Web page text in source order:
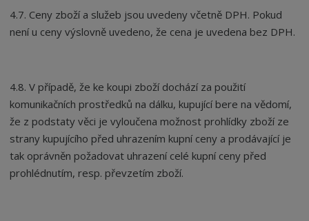
4.7. Ceny zboží a služeb jsou uvedeny včetně DPH. Pokud
není u ceny výslovně uvedeno, že cena je uvedena bez DPH.
4.8. V případě, že ke koupi zboží dochází za použití
komunikačních prostředků na dálku, kupující bere na vědomí,
že z podstaty věci je vyloučena možnost prohlídky zboží ze
strany kupujícího před uhrazením kupní ceny a prodávající je
tak oprávněn požadovat uhrazení celé kupní ceny před
prohlédnutím, resp. převzetím zboží.